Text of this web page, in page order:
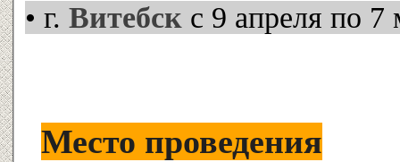
• г. Витебск с 9 апреля по
Место проведения